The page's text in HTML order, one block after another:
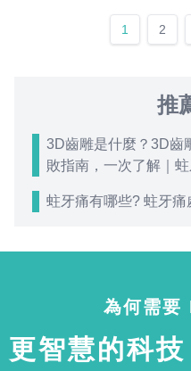
1 2
推
3D齒雕是什麼？3D齒
敗指南，一次了解｜
蛀牙痛有哪些? 蛀牙
為何需
更智慧的科